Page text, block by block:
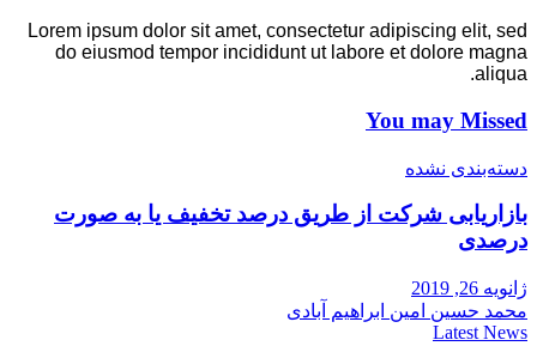
Lorem ipsum dolor sit amet, consectetur adipiscing elit, sed
do eiusmod tempor incididunt ut labore et dolore magna
aliqua.
You may Missed
دسته‌بندی نشده
بازاریابی شرکت از طریق درصد تخفیف یا به صورت
درصدی
ژانویه 26, 2019
محمد حسین امین ابراهیم آبادی
Latest News